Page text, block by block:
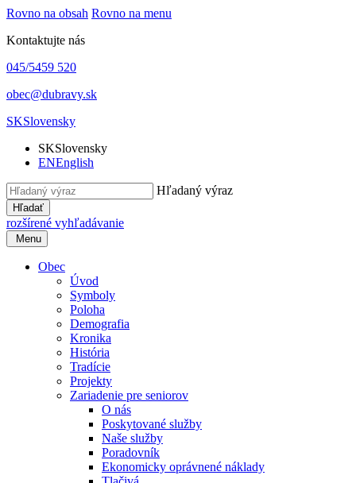
Rovno na obsah Rovno na menu
Kontaktujte nás
045/5459 520
obec@dubravy.sk
SKSlovensky
SKSlovensky
ENEnglish
Hľadaný výraz
Hľadať
rozšírené vyhľadávanie
Menu
Obec
Úvod
Symboly
Poloha
Demografia
Kronika
História
Tradície
Projekty
Zariadenie pre seniorov
O nás
Poskytované služby
Naše služby
Poradovník
Ekonomicky oprávnené náklady